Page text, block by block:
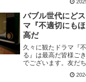
たり。仕事を終えて
家に帰れば夜。自分
か、自分に聞いてみ
バブル世代にど
マ『不適切にも
高だ
久々に観たドラマ『
る』は最高だ皆様ご
でございます。友だ
普段全くドラマは観